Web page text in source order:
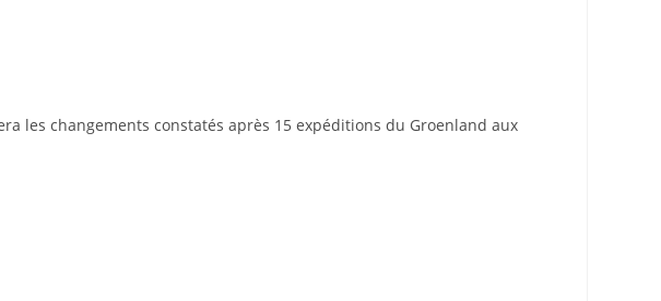
les changements constatés après 15 expéditions du Groenland aux